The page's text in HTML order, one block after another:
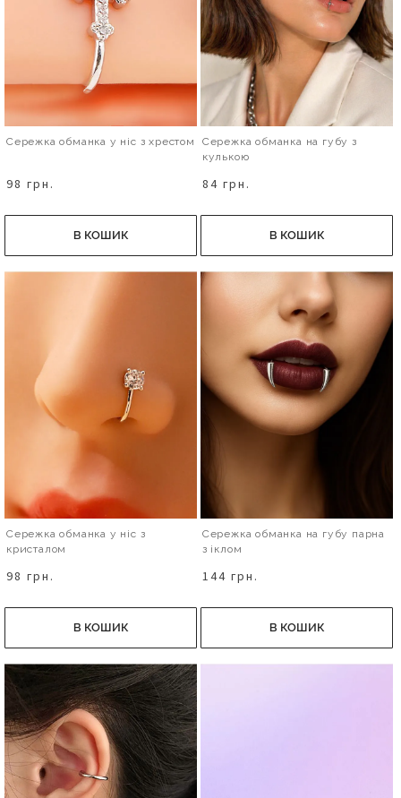
Сережка обманка у ніс з хрестом
98 грн.
В КОШИК
Сережка обманка на губу з
кулькою
84 грн.
В КОШИК
Сережка обманка у ніс з
кристалом
98 грн.
В КОШИК
Сережка обманка на губу парна
з іклом
144 грн.
В КОШИК